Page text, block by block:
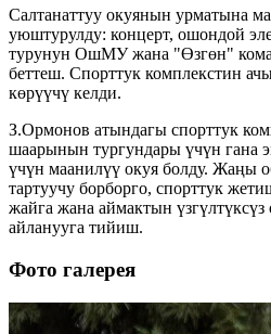
Салтанаттуу окуянын урматына
уюштурулду: концерт, ошондой
турунун ОшМУ жана "Өзгөн"
беттеш. Спорттук комплекстин
көрүүчү келди.
З.Ормонов атындагы спорттук
шаарынын тургундары үчүн гана
үчүн маанилүү окуя болду. Жаңы
тартуучу борборго, спорттук
жайга жана аймактын
айланууга тийиш.
Фото галерея